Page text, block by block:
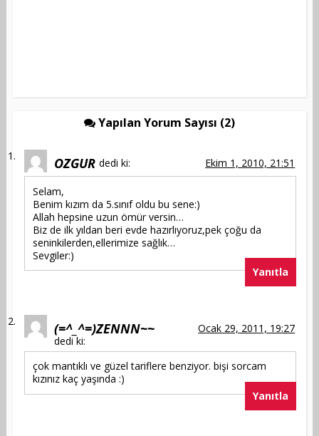
Yapılan Yorum Sayısı (2)
OZGUR dedi ki: Ekim 1, 2010, 21:51
Selam,
Benim kızım da 5.sınıf oldu bu sene:)
Allah hepsine uzun ömür versin…
Biz de ilk yıldan beri evde hazırlıyoruz,pek çoğu da
seninkilerden,ellerimize sağlık…
Sevgiler:)
Yanıtla
(=^_^=)ZENNN~~
dedi ki:
Ocak 29, 2011, 19:27
çok mantıklı ve güzel tariflere benziyor. bişi sorcam
kızınız kaç yaşında :)
Yanıtla